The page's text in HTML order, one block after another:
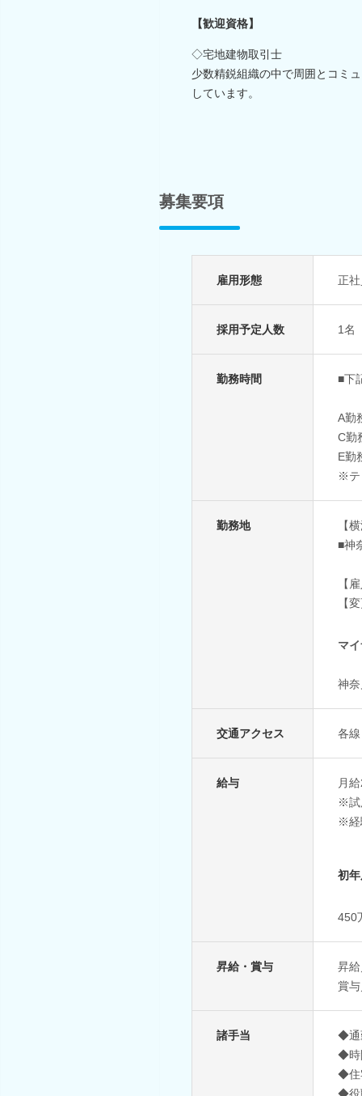
【歓迎資格】
◇宅地建物取引士
少数精鋭組織の中で周囲とコミ
しています。
募集要項
雇用形態 正
採用予定人数 1名
勤務時間 ■下
A勤
C勤
E勤
※テ
勤務地
【
■神
【
【
マ
神
交通アクセス 各
給与
月
※試
※経
初
450
昇給・賞与
昇
賞
諸手当
◆通
◆時
◆住
◆役